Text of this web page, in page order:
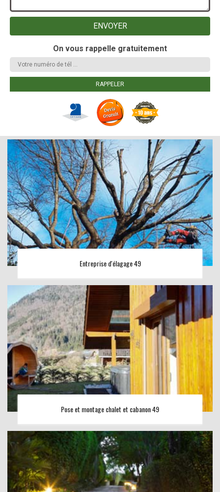
On vous rappelle gratuitement
Entreprise d'élagage 49
Pose et montage chalet et cabanon 49